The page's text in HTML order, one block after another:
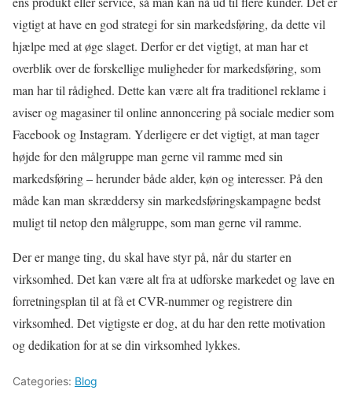
vigtigt at have en god strategi for sin markedsføring, da dette vil
hjælpe med at øge slaget. Derfor er det vigtigt, at man har et
overblik over de forskellige muligheder for markedsføring, som
man har til rådighed. Dette kan være alt fra traditionel reklame i
aviser og magasiner til online annoncering på sociale medier som
Facebook og Instagram. Yderligere er det vigtigt, at man tager
højde for den målgruppe man gerne vil ramme med sin
markedsføring – herunder både alder, køn og interesser. På den
måde kan man skræddersy sin markedsføringskampagne bedst
muligt til netop den målgruppe, som man gerne vil ramme.
Der er mange ting, du skal have styr på, når du starter en
virksomhed. Det kan være alt fra at udforske markedet og lave en
forretningsplan til at få et CVR-nummer og registrere din
virksomhed. Det vigtigste er dog, at du har den rette motivation
og dedikation for at se din virksomhed lykkes.
Categories: Blog